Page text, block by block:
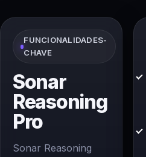
FUNCIONALIDADES-
CHAVE
Sonar
Reasoning
Pro
Sonar Reasoning